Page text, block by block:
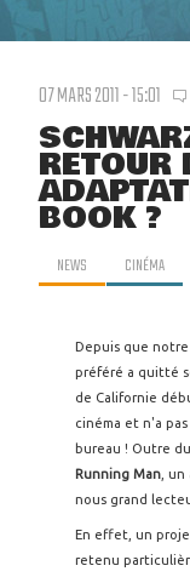
07 MARS 2011 - 15:01
RETOUR
BOOK ?
NEWS CINÉMA
Depuis que notre
préféré a quitté
de Californie
cinéma et n'a
bureau ! Outre du
Running Man ,
nous grand
En effet, un
retenu